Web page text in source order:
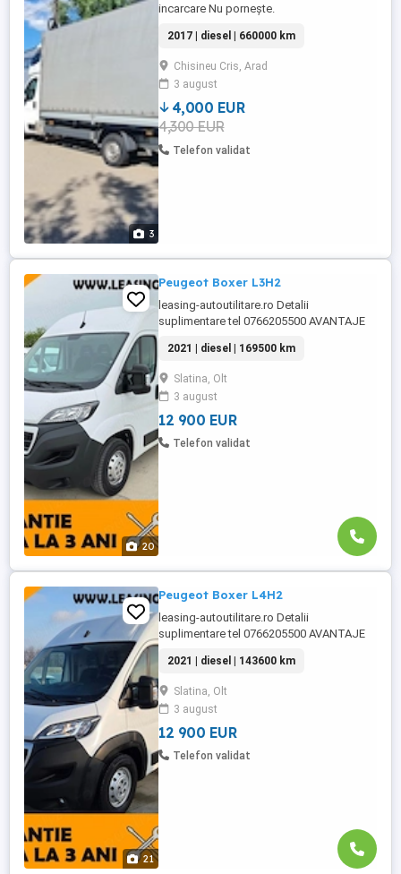
3
incarcare Nu pornește.
2017 | diesel | 660000 km
Chisineu Cris, Arad
3 august
4,000 EUR
4,300 EUR
Telefon validat
20
Peugeot Boxer L3H2
leasing-autoutilitare.ro Detalii
suplimentare tel 0766205500 AVANTAJE
-GRATUIT Ulei+filtre la predare -Servicii
RAR -Eliberare numere provizorii -Control
tehnic al calitatii -Posibilitate Buy Back -
Posibilitate finantare leasing -Consultanta
pe ...
2021 | diesel | 169500 km
Slatina, Olt
3 august
12 900 EUR
Telefon validat
21
Peugeot Boxer L4H2
leasing-autoutilitare.ro Detalii
suplimentare tel 0766205500 AVANTAJE
-GRATUIT Ulei+filtre la predare -Servicii
RAR -Eliberare numere provizorii -Control
tehnic al calitatii -Posibilitate Buy Back -
Posibilitate finantare leasing -Consultanta
...
2021 | diesel | 143600 km
Slatina, Olt
3 august
12 900 EUR
Telefon validat